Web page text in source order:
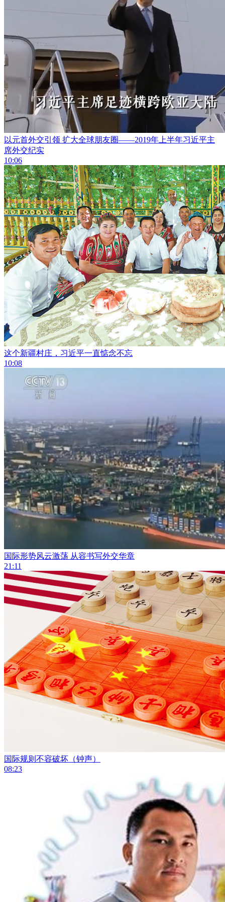
以元首外交引领 扩大全球朋友圈——2019年上半年习近平主
席外交纪实
10:06
这个新疆村庄，习近平一直惦念不忘
10:08
国际形势风云激荡 从容书写外交华章
21:11
国际规则不容破坏（钟声）
08:23